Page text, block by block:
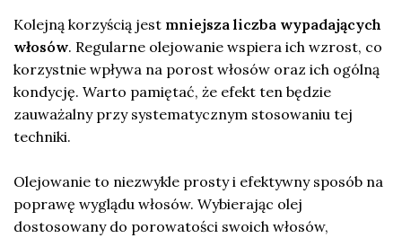
Kolejną korzyścią jest mniejsza liczba wypadających
włosów. Regularne olejowanie wspiera ich wzrost, co
korzystnie wpływa na porost włosów oraz ich ogólną
kondycję. Warto pamiętać, że efekt ten będzie
zauważalny przy systematycznym stosowaniu tej
techniki.
Olejowanie to niezwykle prosty i efektywny sposób na
poprawę wyglądu włosów. Wybierając olej
dostosowany do porowatości swoich włosów,